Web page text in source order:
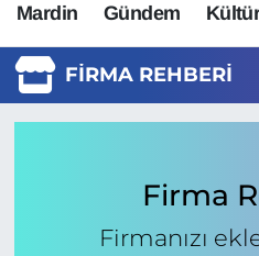
Mardin Gündem
FIRMA REHBERI
Firma
Firmanızı